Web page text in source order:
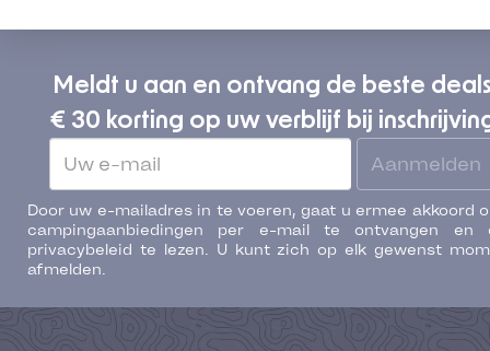
Meldt u aan en ontvang de beste deals
€ 30 korting op uw verblijf bij
Aanmelden
Door uw e-mailadres in te voeren, gaat u ermee akkoord
campingaanbiedingen per e-mail te ontvangen en
privacybeleid te lezen. U kunt zich op elk gewenst
afmelden.